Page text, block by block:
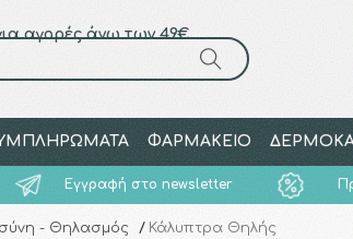
αγορές άνω των 49€
ΦΑΡΜΑΚΕΙΟ
Εγγραφή στο newsletter
- Θηλασμός / Κάλυπτρα Θηλής